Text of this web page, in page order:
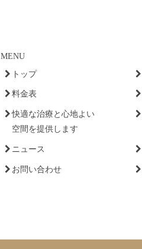
MENU
トップ
料金表
快適な治療と心地よい
空間を提供します
ニュース
お問い合わせ